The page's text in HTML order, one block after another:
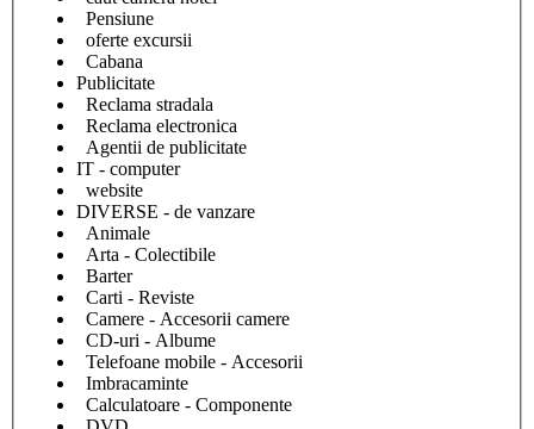
Pensiune
oferte excursii
Cabana
Publicitate
Reclama stradala
Reclama electronica
Agentii de publicitate
IT - computer
website
DIVERSE - de vanzare
Animale
Arta - Colectibile
Barter
Carti - Reviste
Camere - Accesorii camere
CD-uri - Albume
Telefoane mobile - Accesorii
Imbracaminte
Calculatoare - Componente